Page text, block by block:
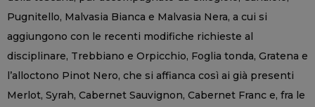
Pugnitello, Malvasia Bianca e Malvasia Nera, a cui si
aggiungono con le recenti modifiche richieste al
disciplinare, Trebbiano e Orpicchio, Foglia tonda, Gratena e
l’alloctono Pinot Nero, che si affianca così ai già presenti
Merlot, Syrah, Cabernet Sauvignon, Cabernet Franc e, fra le